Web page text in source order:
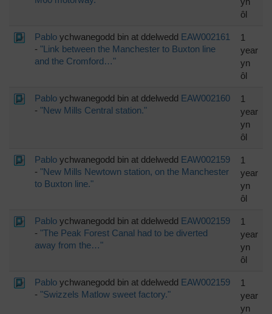
ôl
Pablo ychwanegodd bin at ddelwedd EAW002161
- "Link between the Manchester to Buxton line
and the Cromford…"
1
year
yn
ôl
Pablo ychwanegodd bin at ddelwedd EAW002160
- "New Mills Central station."
1
year
yn
ôl
Pablo ychwanegodd bin at ddelwedd EAW002159
- "New Mills Newtown station, on the Manchester
to Buxton line."
1
year
yn
ôl
Pablo ychwanegodd bin at ddelwedd EAW002159
- "The Peak Forest Canal had to be diverted
away from the…"
1
year
yn
ôl
Pablo ychwanegodd bin at ddelwedd EAW002159
- "Swizzels Matlow sweet factory."
1
year
yn